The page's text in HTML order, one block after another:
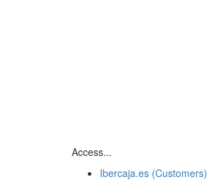
Access...
Ibercaja.es (Customers)